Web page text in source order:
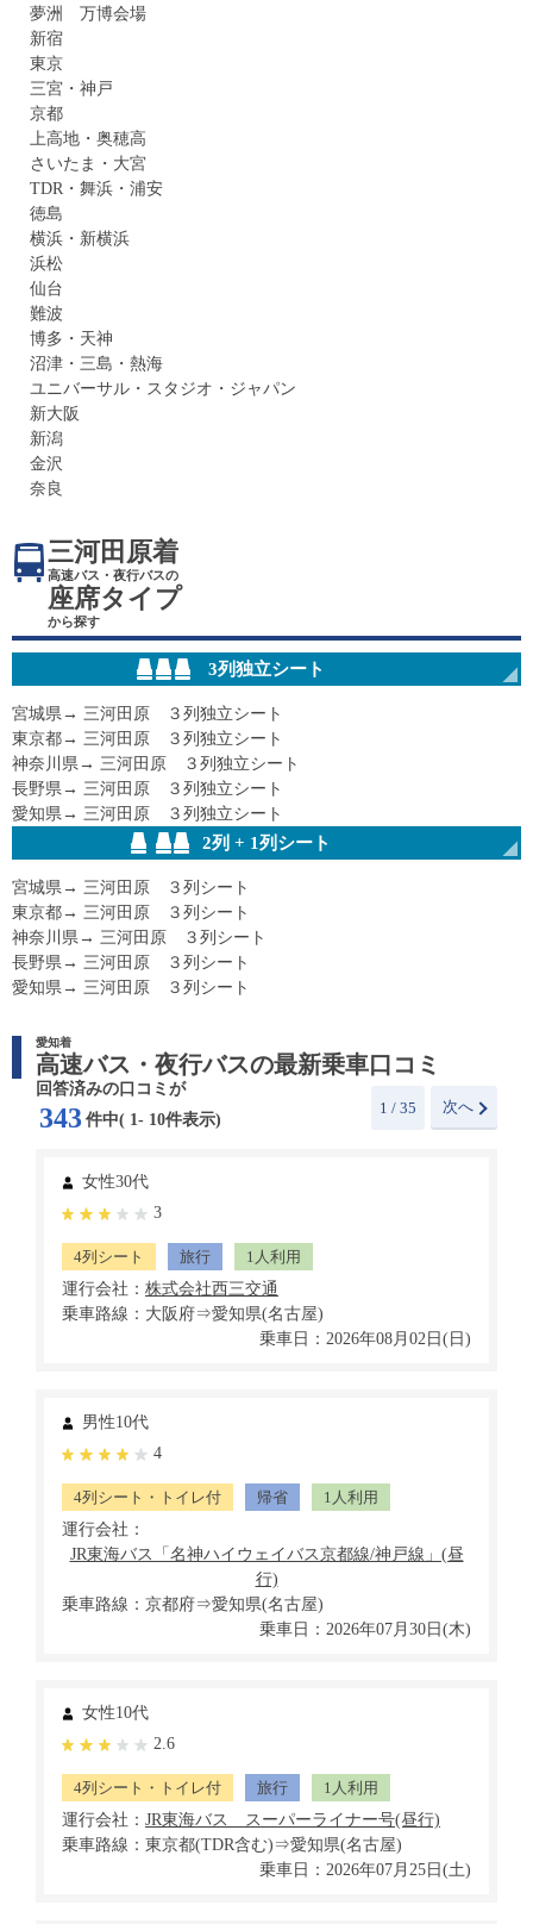
夢洲 万博会場
新宿
東京
三宮・神戸
京都
上高地・奥穂高
さいたま・大宮
TDR・舞浜・浦安
徳島
横浜・新横浜
浜松
仙台
難波
博多・天神
沼津・三島・熱海
ユニバーサル・スタジオ・ジャパン
新大阪
新潟
金沢
奈良
三河田原着
高速バス・夜行バスの
座席タイプ
から探す
3列独立シート
宮城県→ 三河田原 ３列独立シート
東京都→ 三河田原 ３列独立シート
神奈川県→ 三河田原 ３列独立シート
長野県→ 三河田原 ３列独立シート
愛知県→ 三河田原 ３列独立シート
2列 + 1列シート
宮城県→ 三河田原 ３列シート
東京都→ 三河田原 ３列シート
神奈川県→ 三河田原 ３列シート
長野県→ 三河田原 ３列シート
愛知県→ 三河田原 ３列シート
愛知着
高速バス・夜行バスの最新乗車口コミ
回答済みの口コミが
343 件中( 1 - 10件表示)
1 / 35 次へ
女性30代
3
4列シート 旅行
1人利用
運行会社：
乗車路線：大阪府⇒愛知県(名古屋)
乗車日：2026年08月02日(日)
男性10代
4
4列シート・トイレ付 帰省
1人利用
運行会社：
乗車路線：京都府⇒愛知県(名古屋)
乗車日：2026年07月30日(木)
女性10代
2.6
4列シート・トイレ付 旅行
1人利用
運行会社：
乗車路線：東京都(TDR含む)⇒愛知県(名古屋)
乗車日：2026年07月25日(土)